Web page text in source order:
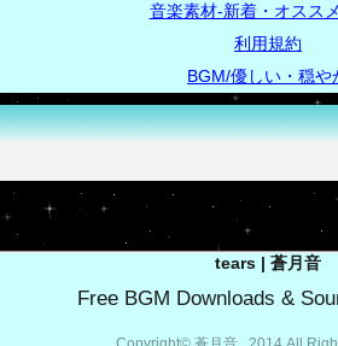
音楽素材-新着・オスス
利用規約
BGM/優しい・穏や
tears | 蒼月音
Free BGM Downloads &